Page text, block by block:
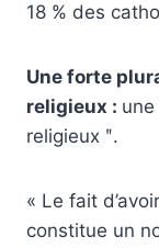
18 % des
Une forte
religieux :
religieux ʺ.
« Le fait
constitue un